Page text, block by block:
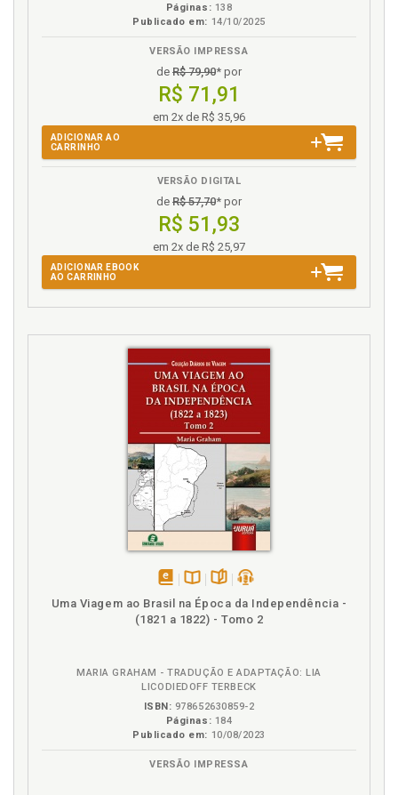
Páginas: 138
Publicado em: 14/10/2025
VERSÃO IMPRESSA
de R$ 79,90* por
R$ 71,91
em 2x de R$ 35,96
ADICIONAR AO
CARRINHO
VERSÃO DIGITAL
de R$ 57,70* por
R$ 51,93
em 2x de R$ 25,97
ADICIONAR EBOOK
AO CARRINHO
disponível
em
Disponível
na
páginaspodcast
Uma Viagem ao Brasil na Época da Independência -
(1821 a 1822) - Tomo 2
MARIA GRAHAM - TRADUÇÃO E ADAPTAÇÃO: LIA
LICODIEDOFF TERBECK
ISBN: 978652630859-2
Páginas: 184
Publicado em: 10/08/2023
VERSÃO IMPRESSA